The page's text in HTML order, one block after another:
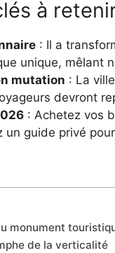
à
: Il a
unique, mêlant
mutation : La
devront
: Achetez vos
un guide privé
monument
de la verticalité